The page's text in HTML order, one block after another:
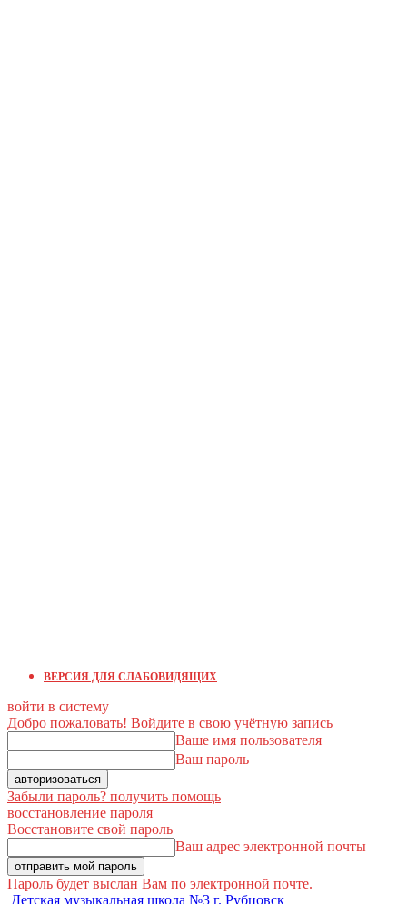
ВЕРСИЯ ДЛЯ СЛАБОВИДЯЩИХ
войти в систему
Добро пожаловать! Войдите в свою учётную запись
Ваше имя пользователя
Ваш пароль
Забыли пароль? получить помощь
восстановление пароля
Восстановите свой пароль
Ваш адрес электронной почты
Пароль будет выслан Вам по электронной почте.
Детская музыкальная школа №3 г. Рубцовск